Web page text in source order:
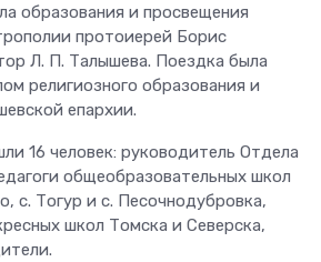
образования и просвещения
протоиерей Борис
Л. П. Талышева. Поездка была
религиозного образования и
епархии.
16 человек: руководитель Отдела
общеобразовательных школ
с. Тогур и с. Песочнодубровка,
школ Томска и Северска,